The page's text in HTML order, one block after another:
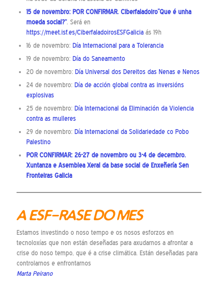
15 de novembro: POR CONFIRMAR. Ciberfaladoiro“Que é unha
moeda social?”. Será en
https://meet.isf.es/CiberfaladoirosESFGaliciaás 19h
16 de novembro: Día Internacional para a Tolerancia
19 de novembro: Día do Saneamento
20 de novembro: Día Universal dos Dereitos das Nenas e Nenos
24 de novembro: Día de acción global contra as inversións
explosivas
25 de novembro: Día Internacional da Eliminación da Violencia
contra as mulleres
29 de novembro: Día Internacional da Solidariedade co Pobo
Palestino
POR CONFIRMAR: 26-27 de novembro ou 3-4 de decembro.
Xuntanza e Asemblea Xeral da base social de Enxeñería Sen
Fronteiras Galicia
A ESF-RASE DO MES
Estamos investindo o noso tempo e os nosos esforzos en
tecnoloxías que non están deseñadas para axudarnos a afrontar a
crise do noso tempo, que é a crise climática. Están deseñadas para
controlarnos e enfrontarnos
Marta Peirano